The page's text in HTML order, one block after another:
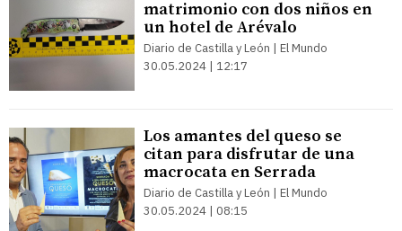
matrimonio con dos niños en
un hotel de Arévalo
Diario de Castilla y León | El Mundo
30.05.2024 | 12:17
Los amantes del queso se
citan para disfrutar de una
macrocata en Serrada
Diario de Castilla y León | El Mundo
30.05.2024 | 08:15